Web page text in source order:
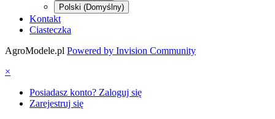
Polski (Domyślny)
Kontakt
Ciasteczka
AgroModele.pl Powered by Invision Community
×
Posiadasz konto? Zaloguj się
Zarejestruj się